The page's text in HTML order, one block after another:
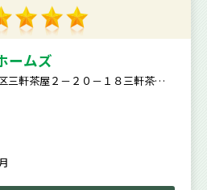
ームズ
三軒茶屋２－２０－１８三軒茶屋